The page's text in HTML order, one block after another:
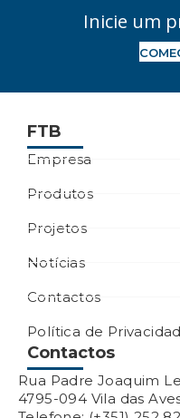
Inicie um
FTB
Empresa
Produtos
Projetos
Notícias
Contactos
Política de
Contactos
Rua Padre Joaquim
4795-094 Vila das